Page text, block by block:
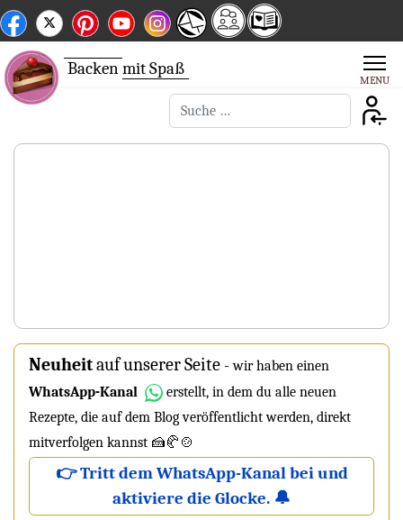
Backenmit Spaß
Suchen
Neuheitauf unserer Seite -wir haben einen
WhatsApp-Kanal
erstellt, in dem du alle neuen
Rezepte, die auf dem Blog veröffentlicht werden, direkt
mitverfolgen kannst 🍰🥐🍲
👉 Tritt dem WhatsApp-Kanal bei und
aktiviere die Glocke. 🔔